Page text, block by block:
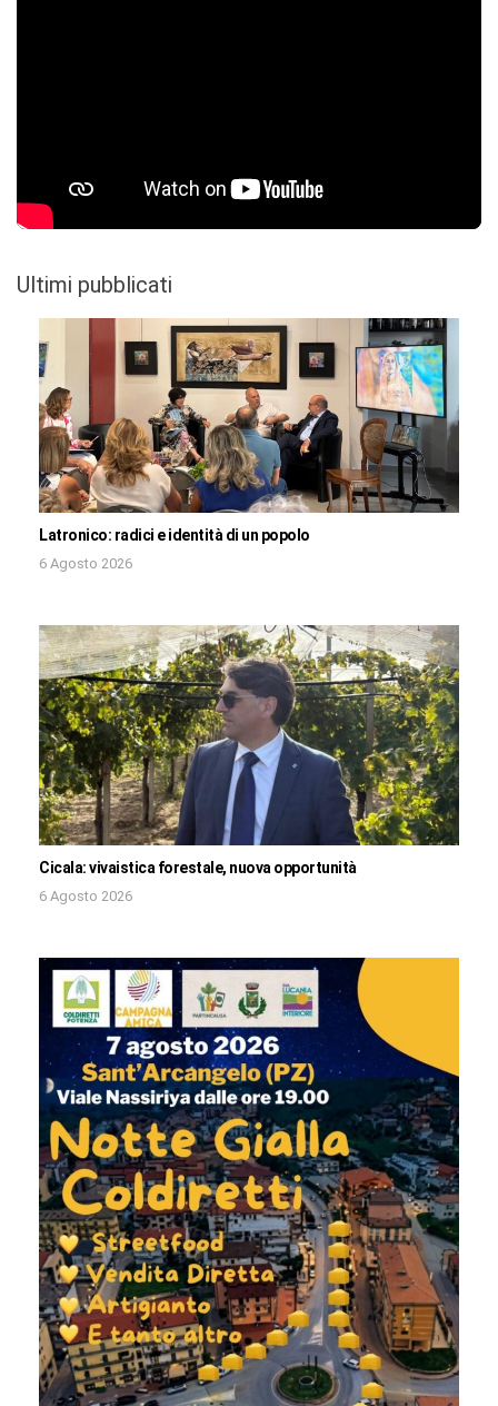
Ultimi pubblicati
Latronico: radici e identità di un popolo
6 Agosto 2026
Cicala: vivaistica forestale, nuova opportunità
6 Agosto 2026